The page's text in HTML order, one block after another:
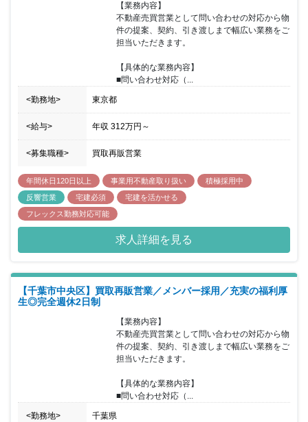
し、提案方法や業務の流れを覚え、仕入れからスタートし、徐々に
担当領域を広げていただきます。約1ヶ月～3ヶ月程度でひとり立ち
するイメージです。 自社サイト『訳アリ物件買取PRO』を始めと
したWebでの集客に注力しており、年間の問い合わせ件数は約
社でご活躍いただける方を歓迎いたします。
【業務内容】
不動産売買営業として問い合わせの対応から物
件の提案、契約、引き渡しまで幅広い業務をご
担当いただきます。
【具体的な業務内容】
■問い合わせ対応（...
<勤務地> 東京都
<給与> 年収 312万円 ～
<募集職種> 買取再販営業
年間休日120日以上 事業用不動産取り扱い
積極採用中
反響営業
宅建必須
宅建を活かせる
フレックス勤務対応可能
求人詳細を見る
【千葉市中央区】買取再販営業／メンバー採用／充実の福利厚
生◎完全週休2日制
【業務内容】
不動産売買営業として問い合わせの対応から物
件の提案、契約、引き渡しまで幅広い業務をご
担当いただきます。
【具体的な業務内容】
■問い合わせ対応（...
<勤務地> 千葉県